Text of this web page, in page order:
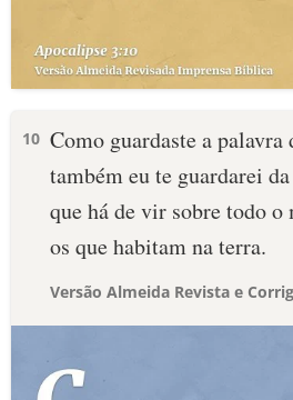
10 Como guardaste a
também eu te guardarei
que há de vir sobre todo o
os que habitam na terra.
Versão Almeida Revista e